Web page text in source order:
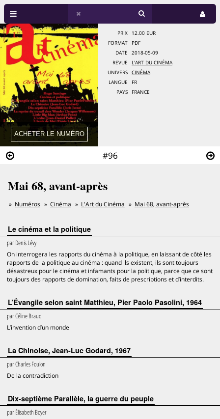
#96
PRIX
12.00 EUR
FORMAT
PDF
DATE
2018-05-09
REVUE
L'ART DU CINÉMA
UNIVERS
CINÉMA
LANGUE
FR
PAYS
FRANCE
Mai 68, avant-après
Numéros Cinéma L'Art du Cinéma Mai 68, avant-après
Le cinéma et la politique
parDenis Lévy
On interrogera les rapports du cinéma à la politique, en laissant de côté les
rapports de la politique au cinéma : quand ils existent, ils sont toujours
désastreux pour le cinéma et infamants pour la politique, parce que ce sont
toujours des rapports de domination, faits de prescriptions et d’interdits.
L’Évangile selon saint Matthieu, Pier Paolo Pasolini, 1964
parCéline Braud
L’invention d’un monde
La Chinoise, Jean-Luc Godard, 1967
parCharles Foulon
De la contradiction
Dix-septième Parallèle, la guerre du peuple
parÉlisabeth Boyer